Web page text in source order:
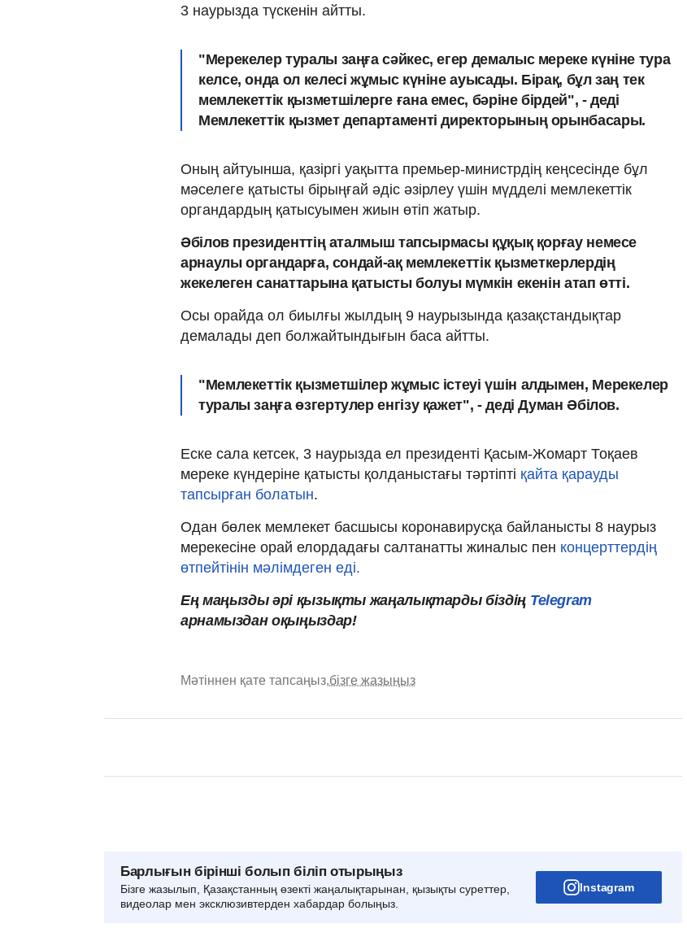
3 наурызда түскенін айтты.
"Мерекелер туралы заңға сәйкес, егер демалыс мереке күніне тура
келсе, онда ол келесі жұмыс күніне ауысады. Бірақ, бұл заң тек
мемлекеттік қызметшілерге ғана емес, бәріне бірдей", - деді
Мемлекеттік қызмет департаменті директорының орынбасары.
Оның айтуынша, қазіргі уақытта премьер-министрдің кеңсесінде бұл
мәселеге қатысты бірыңғай әдіс әзірлеу үшін мүдделі мемлекеттік
органдардың қатысуымен жиын өтіп жатыр.
Әбілов президенттің аталмыш тапсырмасы құқық қорғау немесе
арнаулы органдарға, сондай-ақ мемлекеттік қызметкерлердің
жекелеген санаттарына қатысты болуы мүмкін екенін атап өтті.
Осы орайда ол биылғы жылдың 9 наурызында қазақстандықтар
демалады деп болжайтындығын баса айтты.
"Мемлекеттік қызметшілер жұмыс істеуі үшін алдымен, Мерекелер
туралы заңға өзгертулер енгізу қажет", - деді Думан Әбілов.
Еске сала кетсек, 3 наурызда ел президенті Қасым-Жомарт Тоқаев
мереке күндеріне қатысты қолданыстағы тәртіпті қайта қарауды
тапсырған болатын.
Одан бөлек мемлекет басшысы коронавирусқа байланысты 8 наурыз
мерекесіне орай елордадағы салтанатты жиналыс пен концерттердің
өтпейтінін мәлімдеген еді.
Ең маңызды әрі қызықты жаңалықтарды біздің Telegram
арнамыздан оқыңыздар!
Мәтіннен қате тапсаңыз,бізге жазыңыз
Барлығын бірінші болып біліп отырыңыз
Бізге жазылып, Қазақстанның өзекті жаңалықтарынан, қызықты суреттер,
видеолар мен эксклюзивтерден хабардар болыңыз.
Instagram